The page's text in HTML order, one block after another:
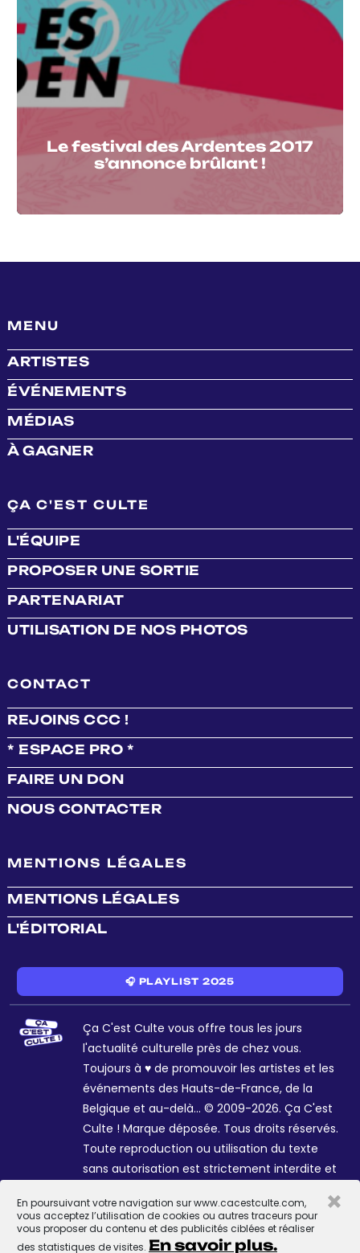
En poursuivant votre navigation sur www.cacestculte.com,
vous acceptez l’utilisation de cookies ou autres traceurs pour
vous proposer du contenu et des publicités ciblées et réaliser
des statistiques de visites. En savoir plus.
×
Le festival des Ardentes 2017
s’annonce brûlant !
MENU
ARTISTES
ÉVÉNEMENTS
MÉDIAS
À GAGNER
ÇA C'EST CULTE
L'ÉQUIPE
PROPOSER UNE SORTIE
PARTENARIAT
UTILISATION DE NOS PHOTOS
CONTACT
REJOINS CCC !
* ESPACE PRO *
FAIRE UN DON
NOUS CONTACTER
MENTIONS LÉGALES
MENTIONS LÉGALES
L'ÉDITORIAL
🎧 PLAYLIST 2025
Ça C'est Culte vous offre tous les jours
l'actualité culturelle près de chez vous.
Toujours à ♥ de promouvoir les artistes et les
événements des Hauts-de-France, de la
Belgique et au-delà... © 2009-2026. Ça C'est
Culte ! Marque déposée. Tous droits réservés.
Toute reproduction ou utilisation du texte
sans autorisation est strictement interdite et
Sophie R. et Céline Galant.